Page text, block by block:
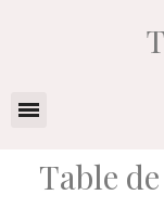
Table